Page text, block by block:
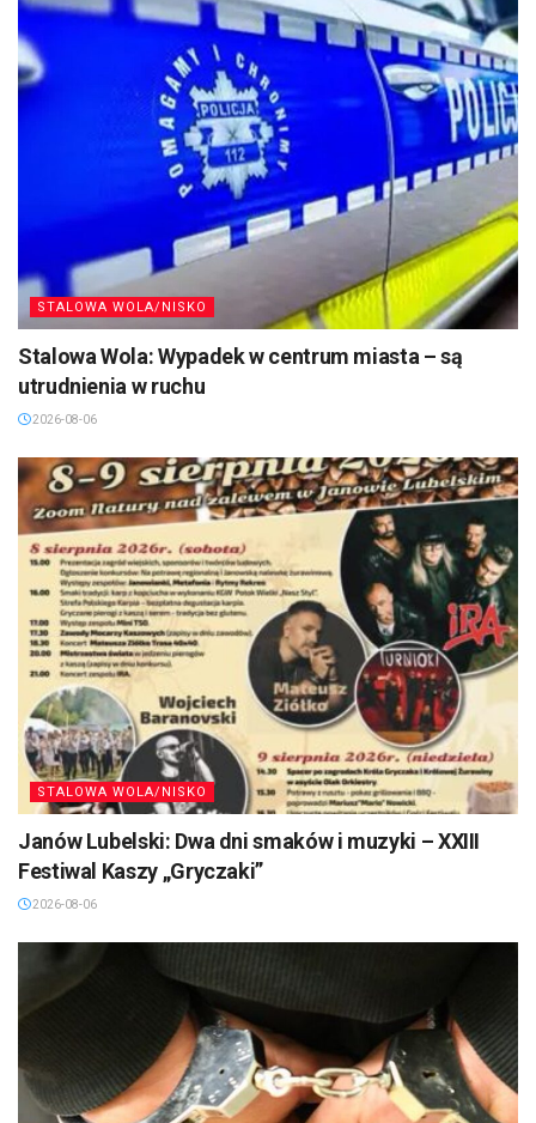
STALOWA WOLA/NISKO
Stalowa Wola: Wypadek w centrum miasta – są
utrudnienia w ruchu
2026-08-06
STALOWA WOLA/NISKO
Janów Lubelski: Dwa dni smaków i muzyki – XXIII
Festiwal Kaszy „Gryczaki”
2026-08-06